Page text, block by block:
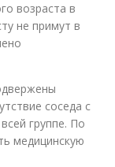
возраста в
не примут в
соседа с
группе. По
медицинскую